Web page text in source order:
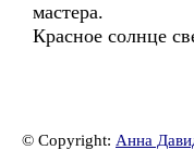
мастера.
Красное солнце
© Copyright: Анна